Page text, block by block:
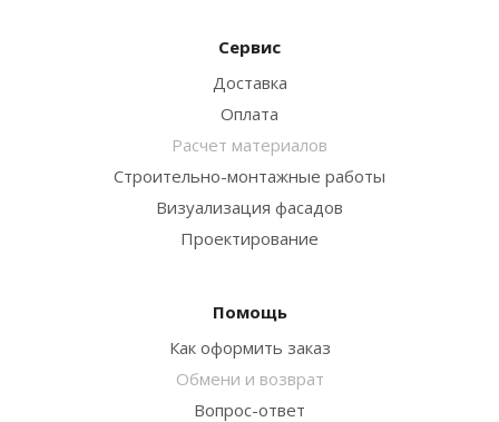
Сервис
Доставка
Оплата
Расчет материалов
Строительно-монтажные работы
Визуализация фасадов
Проектирование
Помощь
Как оформить заказ
Обмени и возврат
Вопрос-ответ